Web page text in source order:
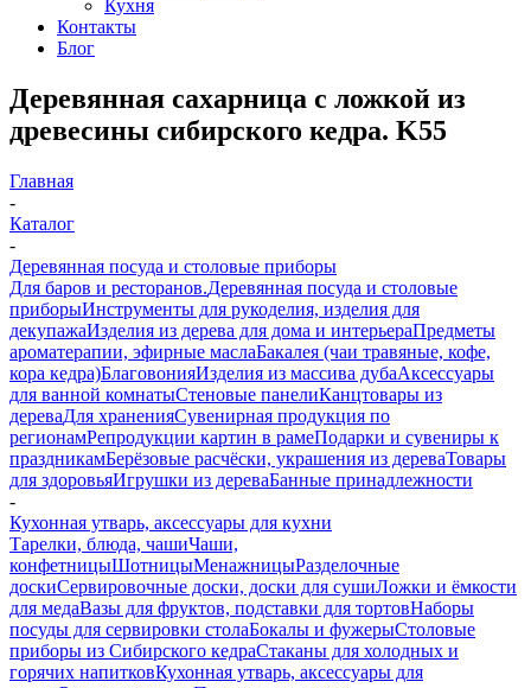
Кухня
Контакты
Блог
Деревянная сахарница с ложкой из
древесины сибирского кедра. K55
Главная
-
Каталог
-
Деревянная посуда и столовые приборы
Для баров и ресторанов.Деревянная посуда и столовые
приборыИнструменты для рукоделия, изделия для
декупажаИзделия из дерева для дома и интерьераПредметы
ароматерапии, эфирные маслаБакалея (чаи травяные, кофе,
кора кедра)БлаговонияИзделия из массива дубаАксессуары
для ванной комнатыСтеновые панелиКанцтовары из
дереваДля храненияСувенирная продукция по
регионамРепродукции картин в рамеПодарки и сувениры к
праздникамБерёзовые расчёски, украшения из дереваТовары
для здоровьяИгрушки из дереваБанные принадлежности
-
Кухонная утварь, аксессуары для кухни
Тарелки, блюда, чашиЧаши,
конфетницыШотницыМенажницыРазделочные
доскиСервировочные доски, доски для сушиЛожки и ёмкости
для медаВазы для фруктов, подставки для тортовНаборы
посуды для сервировки столаБокалы и фужерыСтоловые
приборы из Сибирского кедраСтаканы для холодных и
горячих напитковКухонная утварь, аксессуары для